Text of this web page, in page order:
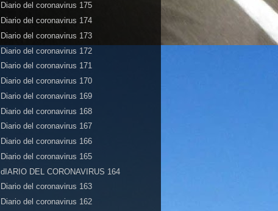
Diario del coronavirus 175
Diario del coronavirus 174
Diario del coronavirus 173
Diario del coronavirus 172
Diario del coronavirus 171
Diario del coronavirus 170
Diario del coronavirus 169
Diario del coronavirus 168
Diario del coronavirus 167
Diario del coronavirus 166
Diario del coronavirus 165
dIARIO DEL CORONAVIRUS 164
Diario del coronavirus 163
Diario del coronavirus 162